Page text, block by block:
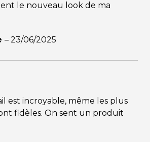
le nouveau look de ma
– 23/06/2025
est incroyable, même les plus
fidèles. On sent un produit